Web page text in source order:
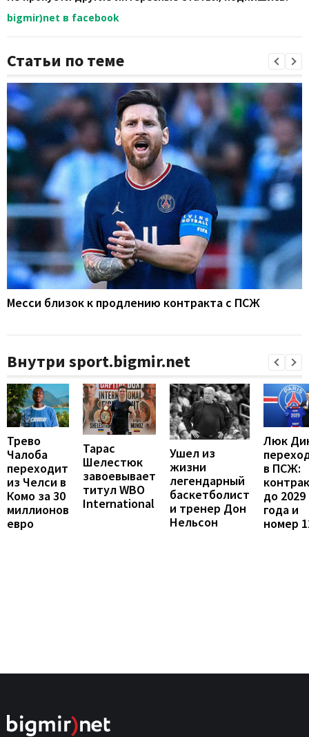
bigmir)net в facebook
Статьи по теме
Месси близок к продлению контракта с ПСЖ
Внутри sport.bigmir.net
Трево
Чалоба
переходит
из Челси в
Комо за 30
миллионов
евро
Тарас
Шелестюк
завоевывает
титул WBO
International
Ушел из
жизни
легендарный
баскетболист
и тренер Дон
Нельсон
Люк
в ПСЖ:
до 2029
года и
номер